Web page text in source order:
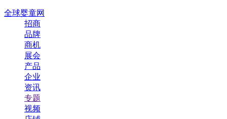
全球婴童网
招商
品牌
商机
展会
产品
企业
资讯
专题
视频